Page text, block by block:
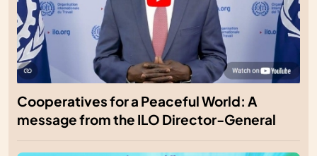
Cooperatives for a Peaceful World: A
message from the ILO Director-General